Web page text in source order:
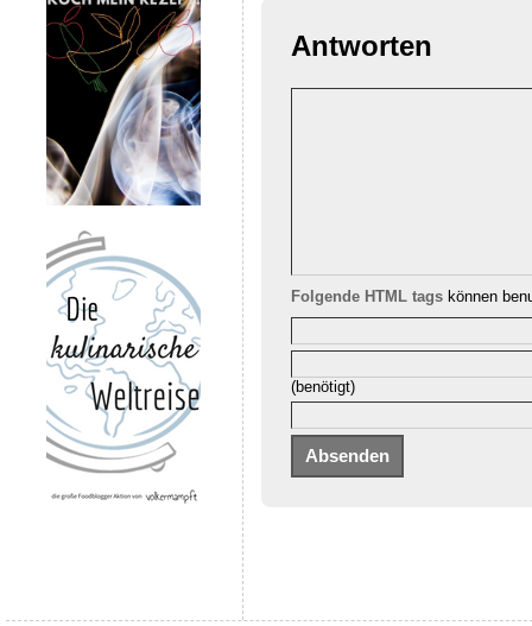
Antworten
Folgende HTML tagskönnen
(benötigt)